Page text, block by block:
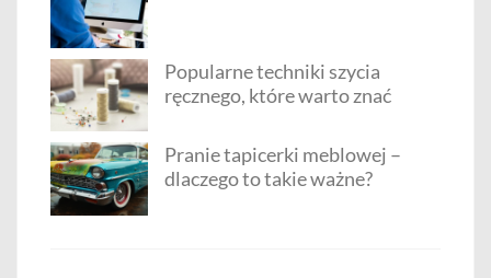
Popularne techniki szycia
ręcznego, które warto znać
Pranie tapicerki meblowej –
dlaczego to takie ważne?